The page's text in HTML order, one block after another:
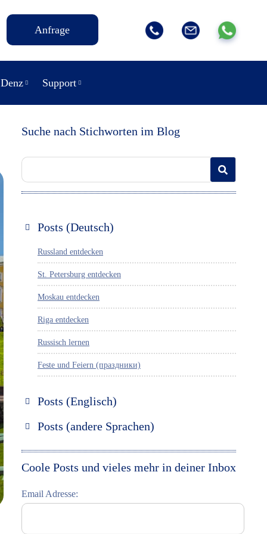
Anfrage
Support
Suche nach Stichworten im Blog
Posts (Deutsch)
Russland entdecken
St. Petersburg entdecken
Moskau entdecken
Riga entdecken
Russisch lernen
Feste und Feiern (праздники)
Posts (Englisch)
Discover Moscow
Posts (andere Sprachen)
Italiano
Coole Posts und vieles mehr in deiner Inbox
Email Adresse: